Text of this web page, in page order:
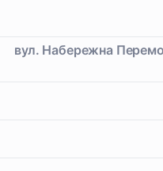
вул. Набережна